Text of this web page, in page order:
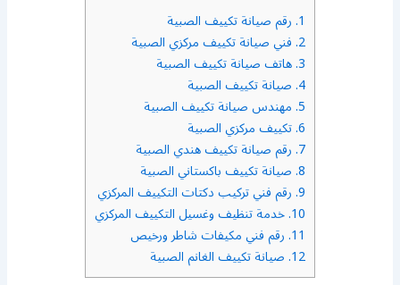
1. رقم صيانة تكييف الصبية
2. فني صيانة تكييف مركزي الصبية
3. هاتف صيانة تكييف الصبية
4. صيانة تكييف الصبية
5. مهندس صيانة تكييف الصبية
6. تكييف مركزي الصبية
7. رقم صيانة تكييف هندي الصبية
8. صيانة تكييف باكستاني الصبية
9. رقم فني تركيب دكتات التكييف المركزي
10. خدمة تنظيف وغسيل التكييف المركزي
11. رقم فني مكيفات شاطر ورخيص
12. صيانة تكييف الغانم الصبية